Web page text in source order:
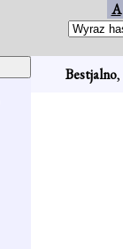
A
Bestjalno,